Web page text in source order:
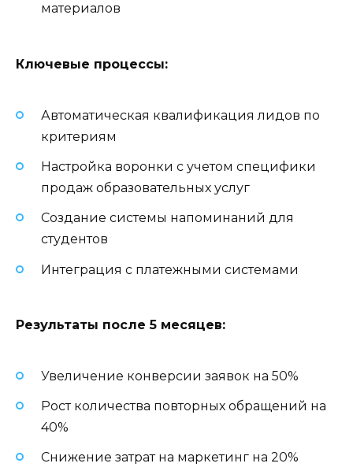
материалов
Ключевые процессы:
Автоматическая квалификация лидов по
критериям
Настройка воронки с учетом специфики
продаж образовательных услуг
Создание системы напоминаний для
студентов
Интеграция с платежными системами
Результаты после 5 месяцев:
Увеличение конверсии заявок на 50%
Рост количества повторных обращений на
40%
Снижение затрат на маркетинг на 20%